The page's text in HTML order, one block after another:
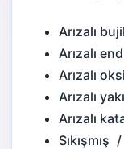
Arızalı
Arızalı
Arızalı
Arızalı
Arızalı